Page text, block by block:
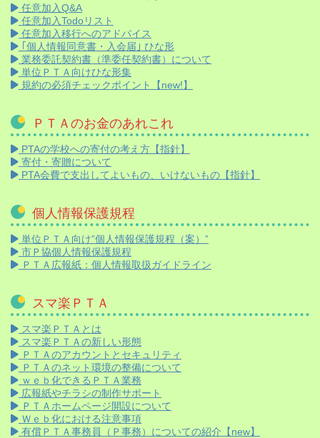
任意加入Q&A
任意加入Todoリスト
任意加入移行へのアドバイス
｢個人情報同意書・入会届｣ ひな形
業務委託契約書（準委任契約書）について
単位ＰＴＡ向けひな形集
規約の必須チェックポイント【new!】
ＰＴＡのお金のあれこれ
PTAの学校への寄付の考え方【指針】
寄付・寄贈について
PTA会費で支出してよいもの、いけないもの【指針】
個人情報保護規程
単位ＰＴＡ向け”個人情報保護規程（案）”
市Ｐ協個人情報保護規程
ＰＴＡ広報紙：個人情報取扱ガイドライン
スマ楽ＰＴＡ
スマ楽ＰＴＡとは
スマ楽ＰＴＡの新しい形態
ＰＴＡのアカウントとセキュリティ
ＰＴＡのネット環境の整備について
ｗｅｂ化できるＰＴＡ業務
広報紙やチラシの制作サポート
ＰＴＡホームページ開設について
Ｗｅｂ化における注意事項
有償ＰＴＡ事務員（Ｐ事務）についての紹介【new】